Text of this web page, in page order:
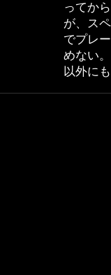
ってか
が、ス
でプレ
めない
以外に